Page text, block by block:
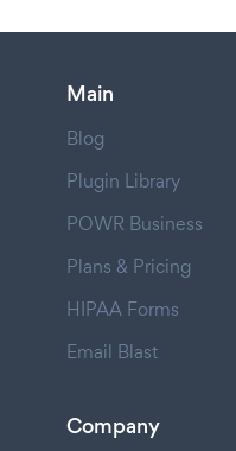
Main
Blog
Plugin Library
POWR Business
Plans & Pricing
HIPAA Forms
Email Blast
Company